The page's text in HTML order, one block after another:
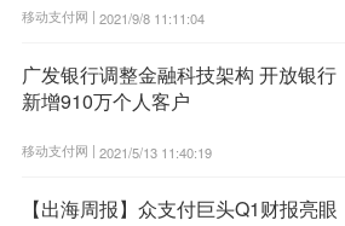
移动支付网 | 2021/9/8 11:11:04
广发银行调整金融科技架构 开放银行
新增910万个人客户
移动支付网 | 2021/5/13 11:40:19
【出海周报】众支付巨头Q1财报亮眼